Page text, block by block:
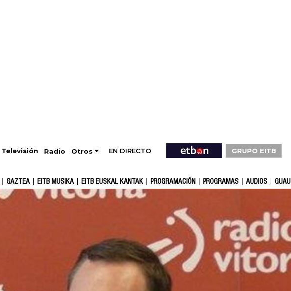
Televisión Radio Otros EN DIRECTO GRUPO EITB
GAZTEA EITB MUSIKA EITB EUSKAL KANTAK PROGRAMACIÓN PROGRAMAS AUDIOS GUAU